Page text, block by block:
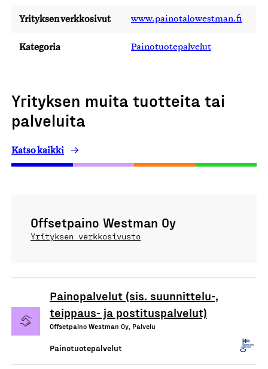
Yrityksen verkkosivut www.painotalowestman.fi
Kategoria Painotuotepalvelut
Yrityksen muita tuotteita tai
palveluita
Katso kaikki
Offsetpaino Westman Oy
Yrityksen verkkosivusto
Painopalvelut (sis. suunnittelu-,
teippaus- ja postituspalvelut)
Offsetpaino Westman Oy, Palvelu
Painotuotepalvelut